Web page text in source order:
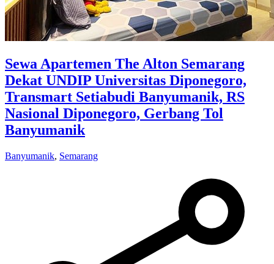
Sewa Apartemen The Alton Semarang
Dekat UNDIP Universitas Diponegoro,
Transmart Setiabudi Banyumanik, RS
Nasional Diponegoro, Gerbang Tol
Banyumanik
Banyumanik, Semarang